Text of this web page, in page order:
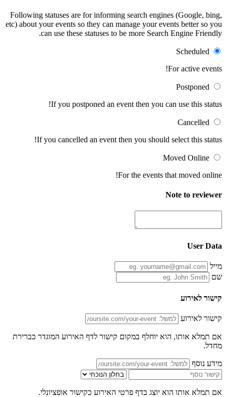
Following statuses are for informing search engines (Google, bing,
etc) about your events so they can manage your events better so you
can use these statuses to be more Search Engine Friendly.
For active events!
If you postponed an event then you can use this status!
If you cancelled an event then you should select this status!
For the events that moved online!
Note to reviewer
User Data
מייל
שם
קישור לאירוע
קישור לאירוע
אם תמלא אותו, הוא יוחלף במקום קישור לדף האירוע המוגדר כברירת
מחדל.
מידע נוסף
אם תמלא אותו הוא יוצג בדף פרטי האירוע כקישור אופציונלי.